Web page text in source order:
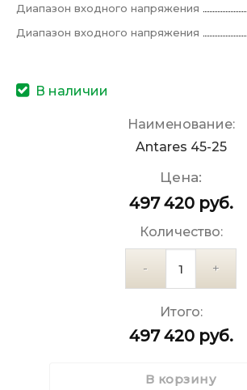
Диапазон входного напряжения
Диапазон входного напряжения
В наличии
Наименование:
Antares 45-25
Цена:
497 420 руб.
Количество:
Итого:
497 420 руб.
В корзину